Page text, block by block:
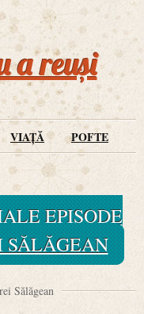
a reuși
VIAȚĂ POFTE
EPISODE
Sălăgean